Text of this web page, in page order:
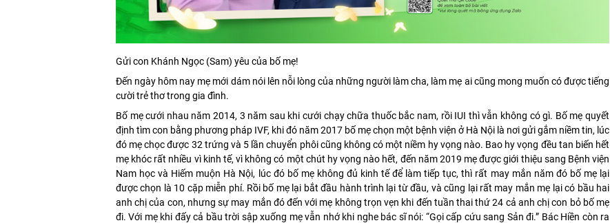
Gửi con Khánh Ngọc (Sam) yêu của bố mẹ!
Đến ngày hôm nay mẹ mới dám nói lên nỗi lòng của những người làm cha, làm mẹ ai cũng mong muốn có được tiếng
cười trẻ thơ trong gia đình.
Bố mẹ cưới nhau năm 2014, 3 năm sau khi cưới chạy chữa thuốc bắc nam, rồi IUI thì vẫn không có gì. Bố mẹ quyết
định tìm con bằng phương pháp IVF, khi đó năm 2017 bố mẹ chọn một bệnh viện ở Hà Nội là nơi gửi gắm niềm tin, lúc
đó mẹ chọc được 32 trứng và 5 lần chuyển phôi cũng không có một niềm hy vọng nào. Bao hy vọng đều tan biến hết
mẹ khóc rất nhiều vì kinh tế, vì không có một chút hy vọng nào hết, đến năm 2019 mẹ được giới thiệu sang Bệnh viện
Nam học và Hiếm muộn Hà Nội, lúc đó bố mẹ không đủ kinh tế để làm tiếp tục, thì rất may mắn năm đó bố mẹ lại
được chọn là 10 cặp miễn phí. Rồi bố mẹ lại bắt đầu hành trình lại từ đầu, và cũng lại rất may mắn mẹ lại có bầu hai
anh chị của con, nhưng sự may mắn đó đến với mẹ không trọn vẹn khi đến tuần thai thứ 24 cả anh chị con bỏ bố mẹ
đi. Với mẹ khi đấy cả bầu trời sập xuống mẹ vẫn nhớ khi nghe bác sĩ nói: “Gọi cấp cứu sang Sản đi.” Bác Hiền còn ra